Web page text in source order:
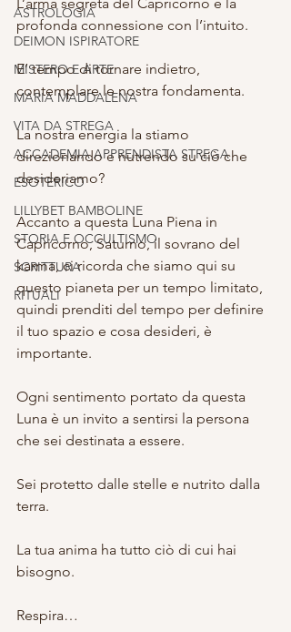
ASTROLOGIA
DEIMON ISPIRATORE
MISTERO E ARTE
MARIA MADDALENA
VITA DA STREGA
ACCADEMIA APPRENDISTA STREGA
ESOTERICO
LILLYBET BAMBOLINE
STORIA E OCCULTISMO
SCRITTURA
RITUALI
profonda connessione con l’intuito.
E’ tempo di tornare indietro,
contemplare le nostra fondamenta.
La nostra energia la stiamo
direzionando e nutrendo su ciò che
desideriamo?
Accanto a questa Luna Piena in
Capricorno, Saturno, il sovrano del
karma, ci ricorda che siamo qui su
questo pianeta per un tempo limitato,
quindi prenditi del tempo per definire
il tuo spazio e cosa desideri, è
importante.
Ogni sentimento portato da questa
Luna è un invito a sentirsi la persona
che sei destinata a essere.
Sei protetto dalle stelle e nutrito dalla
terra.
La tua anima ha tutto ciò di cui hai
bisogno.
Respira…